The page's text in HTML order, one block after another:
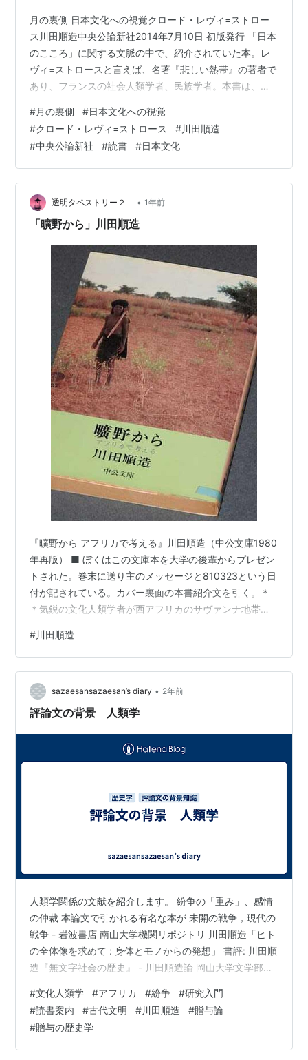
月の裏側 日本文化への視覚クロード・レヴィ=ストロー
ス川田順造中央公論新社2014年7月10日 初版発行 「日本
のこころ」に関する文脈の中で、紹介されていた本。レ
ヴィ=ストロースと言えば、名著『悲しい熱帯』の著者で
あり、フランスの社会人類学者、民族学者。本書は、彼
帯』の訳者である川田さんの訳であり、最後には二人の
対談も掲載されている。 白地に文字だけの装丁。なかな
か、美しい。フランス語だけ、赤い文字。 後ろの方に
は、レヴィ=ストロースが訪日した際の写真なども載って
いて、おじいちゃんになっているけれど、ほっこり。 目
次序文 川田順造世界における日…
#月の裏側 #日本文化への視覚
#クロード・レヴィ=ストロース #川田順造
#中央公論新社 #読書 #日本文化
透明タペストリー２ • 1年前
「曠野から」川田順造
『曠野から アフリカで考える』川田順造（中公文庫1980
年再版） ■ ぼくはこの文庫本を大学の後輩からプレゼン
トされた。巻末に送り主のメッセージと810323という日
付が記されている。カバー裏面の本書紹介文を引く。＊
＊気鋭の文化人類学者が西アフリカのサヴァンナ地帯に
や）に生きる人々の生活様式を背景に、折々の想いを鋭
いまなざしと透徹した文体で綴る異色のエッセイ。＊＊
昭和四十九年度日本エッセイストクラブ賞受賞 解説を柴
田 翔が書いている。あれから40年以上経った・・・、こ
の本の送り主も今は広い視野に立つ優れたエッセイの書
#川田順造
sazaesansazaesan’s diary • 2年前
評論文の背景 人類学
人類学関係の文献を紹介します。 紛争の「重み」、感情
の仲裁 本論文で引かれる有名な本が 未開の戦争，現代の
戦争 - 岩波書店 南山大学機関リポジトリ 川田順造「ヒト
の全体像を求めて : 身体とモノからの発想」 書評: 川田順
造『無文字社会の歴史』 - 川田順造論 岡山大学文学部松
図書 - 世界の初期文明 アフリカのヨルバも含めた文明
論・国家論。 贈与の歴史学 儀礼と経済のあいだ -桜井英
治 著｜新書｜中央公論新社 人類学の歴史も踏まえた日本
中世史。 以上です。
#文化人類学 #アフリカ #紛争 #研究入門
#読書案内 #古代文明 #川田順造 #贈与論
#贈与の歴史学